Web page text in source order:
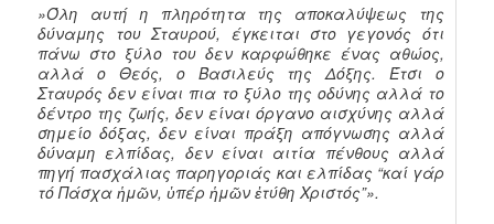
»Όλη αυτή η πληρότητα της αποκαλύψεως της
δύναμης του Σταυρού, έγκειται στο γεγονός ότι
πάνω στο ξύλο του δεν καρφώθηκε ένας αθώος,
αλλά ο Θεός, ο Βασιλεύς της Δόξης. Έτσι ο
Σταυρός δεν είναι πια το ξύλο της οδύνης αλλά το
δέντρο της ζωής, δεν είναι όργανο αισχύνης αλλά
σημείο δόξας, δεν είναι πράξη απόγνωσης αλλά
δύναμη ελπίδας, δεν είναι αιτία πένθους αλλά
πηγή πασχάλιας παρηγοριάς και ελπίδας “καί γάρ
τό Πάσχα ἡμῶν, ὑπέρ ἡμῶν ἐτύθη Χριστός”».